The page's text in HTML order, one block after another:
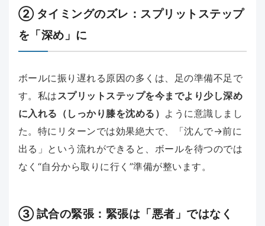
② タイミングのズレ：スプリットステップ
を「深め」に
ボールに振り遅れる原因の多くは、足の準備不足で
す。私は スプリットステップを今までより少し深め
に入れる（しっかり膝を沈める） ように意識しまし
た。特にリターンでは効果絶大で、「沈んで→前に
出る」という流れができると、ボールを待つのでは
なく“自分から取りに行く”準備が整います。
③ 試合の緊張：緊張は「悪者」ではなく